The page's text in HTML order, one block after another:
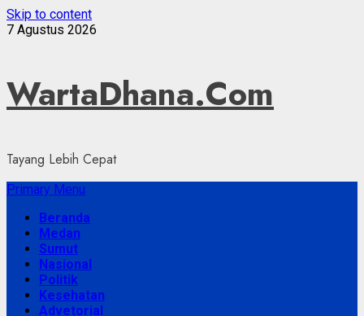
Skip to content
7 Agustus 2026
WartaDhana.Com
Tayang Lebih Cepat
Primary Menu
Beranda
Medan
Sumut
Nasional
Politik
Kesehatan
Advetorial